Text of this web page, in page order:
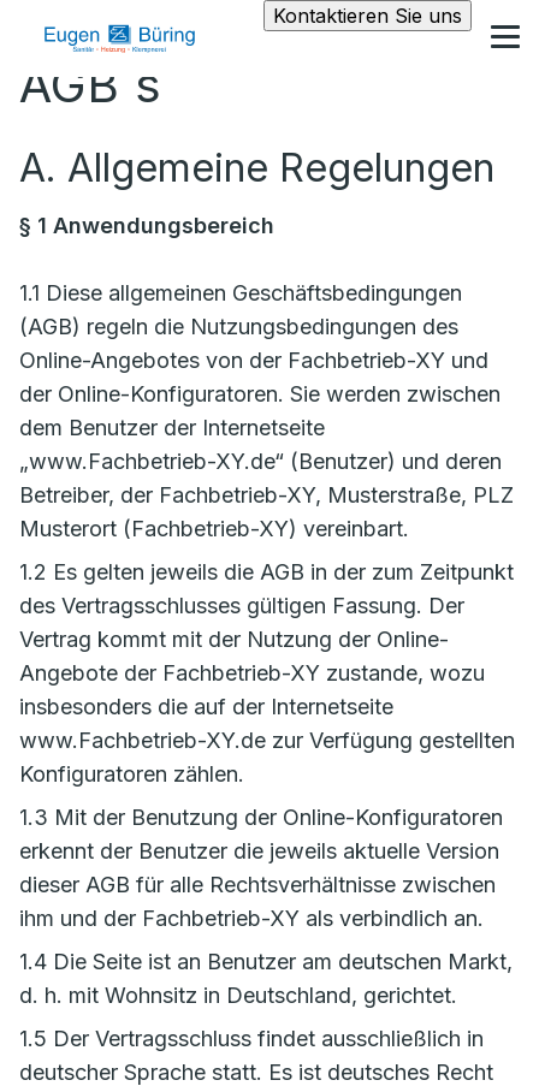
Kontaktieren Sie uns
AGB´s
A. Allgemeine Regelungen
§ 1 Anwendungsbereich
1.1 Diese allgemeinen Geschäftsbedingungen
(AGB) regeln die Nutzungsbedingungen des
Online-Angebotes von der Fachbetrieb-XY und
der Online-Konfiguratoren. Sie werden zwischen
dem Benutzer der Internetseite
„www.Fachbetrieb-XY.de“ (Benutzer) und deren
Betreiber, der Fachbetrieb-XY, Musterstraße, PLZ
Musterort (Fachbetrieb-XY) vereinbart.
1.2 Es gelten jeweils die AGB in der zum Zeitpunkt
des Vertragsschlusses gültigen Fassung. Der
Vertrag kommt mit der Nutzung der Online-
Angebote der Fachbetrieb-XY zustande, wozu
insbesonders die auf der Internetseite
www.Fachbetrieb-XY.de zur Verfügung gestellten
Konfiguratoren zählen.
1.3 Mit der Benutzung der Online-Konfiguratoren
erkennt der Benutzer die jeweils aktuelle Version
dieser AGB für alle Rechtsverhältnisse zwischen
ihm und der Fachbetrieb-XY als verbindlich an.
1.4 Die Seite ist an Benutzer am deutschen Markt,
d. h. mit Wohnsitz in Deutschland, gerichtet.
1.5 Der Vertragsschluss findet ausschließlich in
deutscher Sprache statt. Es ist deutsches Recht